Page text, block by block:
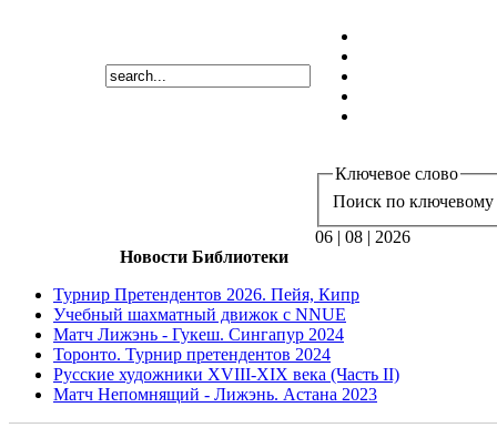
Ключевое слово
Поиск по ключевому
06 | 08 | 2026
Новости Библиотеки
Турнир Претендентов 2026. Пейя, Кипр
Учебный шахматный движок с NNUE
Матч Лижэнь - Гукеш. Сингапур 2024
Торонто. Турнир претендентов 2024
Русские художники XVIII-XIX века (Часть II)
Матч Непомнящий - Лижэнь. Астана 2023